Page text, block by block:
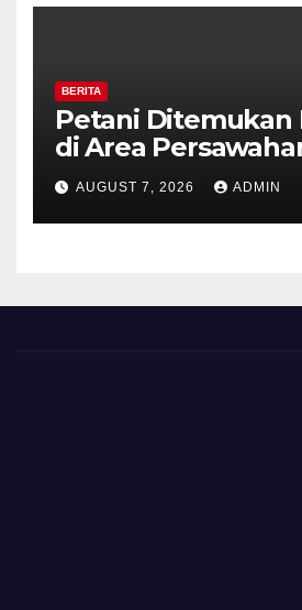
BERITA
Petani Ditemukan
di Area
Polisi Pastikan
Tanda Kekerasan
AUGUST 7, 2026 ADMIN